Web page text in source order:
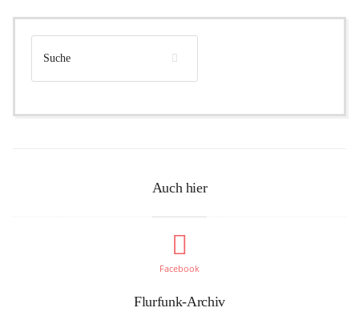
Auch hier
Facebook
Flurfunk-Archiv